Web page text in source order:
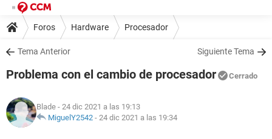
Foros Hardware Procesador
Tema Anterior Siguiente Tema
Problema con el cambio de procesador Cerrado
Blade - 24 dic 2021 a las 19:13
MiguelY2542 - 24 dic 2021 a las 19:34